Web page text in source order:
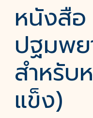
หนังสื
ปฐมพย
สำหรับ
แข็ง)